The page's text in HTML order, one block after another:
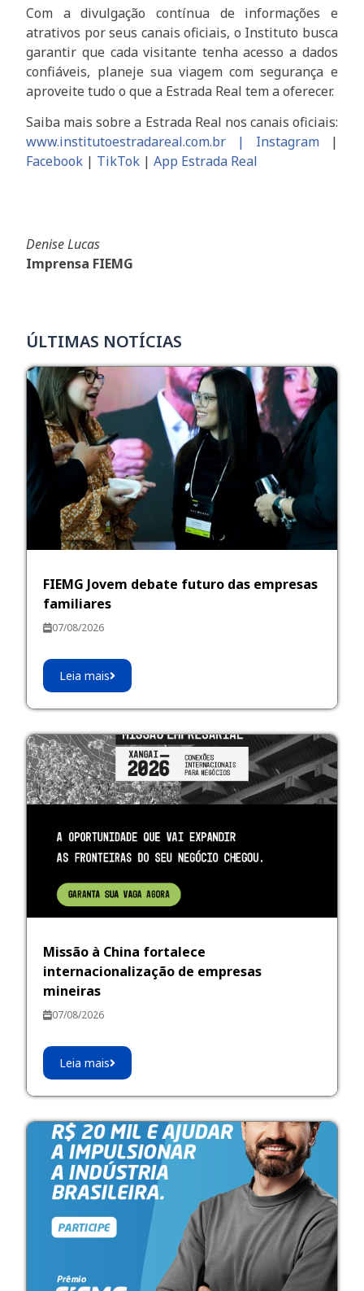
Com a divulgação contínua de informações e
atrativos por seus canais oficiais, o Instituto busca
garantir que cada visitante tenha acesso a dados
confiáveis, planeje sua viagem com segurança e
aproveite tudo o que a Estrada Real tem a oferecer.
Saiba mais sobre a Estrada Real nos canais oficiais:
www.institutoestradareal.com.br | Instagram|
Facebook | TikTok |App Estrada Real
Denise Lucas
Imprensa FIEMG
ÚLTIMAS NOTÍCIAS
FIEMG Jovem debate futuro das empresas
familiares
07/08/2026
Leia mais
Missão à China fortalece
internacionalização de empresas
mineiras
07/08/2026
Leia mais